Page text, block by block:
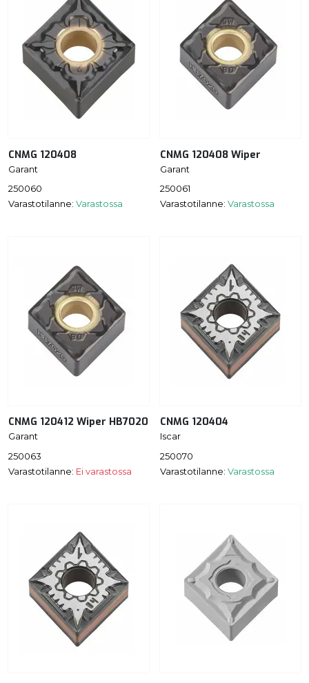
CNMG 120408
Garant
250060
Varastotilanne: Varastossa
CNMG 120408 Wiper
Garant
250061
Varastotilanne: Varastossa
CNMG 120412 Wiper HB7020
Garant
250063
Varastotilanne: Ei varastossa
CNMG 120404
Iscar
250070
Varastotilanne: Varastossa